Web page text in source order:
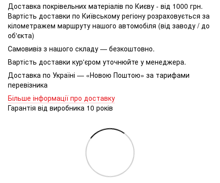
Доставка покрівельних матеріалів по Києву - від 1000 грн.
Вартість доставки по Київському регіону розраховується за
кілометражем маршруту нашого автомобіля (від заводу / до
об'єкта)
Самовивіз з нашого складу — безкоштовно.
Вартість доставки кур'єром уточнюйте у менеджера.
Доставка по Україні — «Новою Поштою» за тарифами
перевізника
Більше інформації про доставку
Гарантія від виробника 10 років